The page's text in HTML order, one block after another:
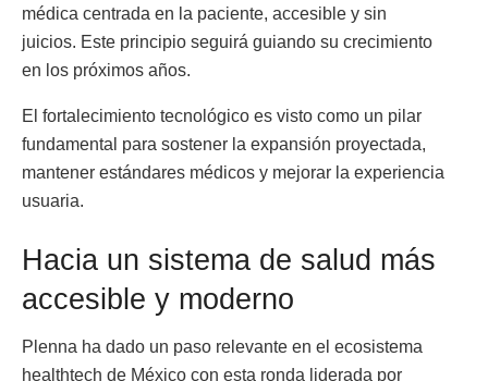
médica centrada en la paciente, accesible y sin
juicios. Este principio seguirá guiando su crecimiento
en los próximos años.
El fortalecimiento tecnológico es visto como un pilar
fundamental para sostener la expansión proyectada,
mantener estándares médicos y mejorar la experiencia
usuaria.
Hacia un sistema de salud más
accesible y moderno
Plenna ha dado un paso relevante en el ecosistema
healthtech de México con esta ronda liderada por